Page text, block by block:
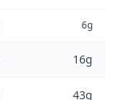
6g
16g
43g